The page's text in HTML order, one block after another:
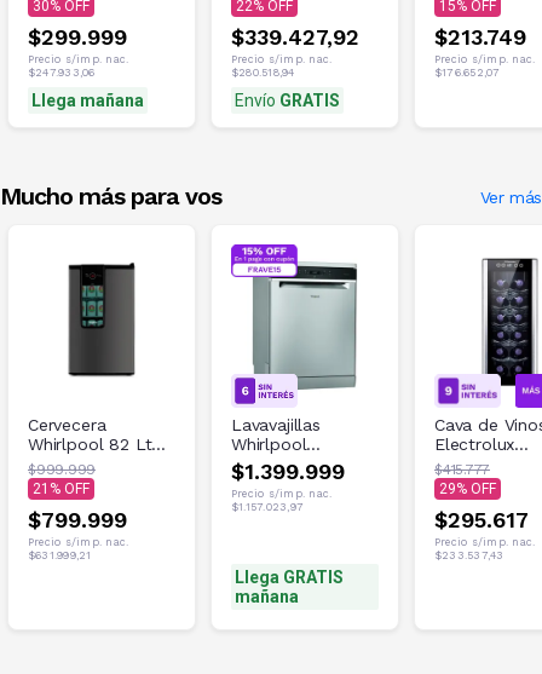
30
$299.999
Precio s/imp. nac.
$247.933,06
Llega mañana
22
$339.427,92
Precio s/imp. nac.
$280.518,94
Envío GRATIS
15
$213.749
Precio s/imp. nac.
$176.652,07
Mucho más para vos Ver más
Cervecera
Whirlpool 82 Lt
Gris WBC82TY
$999.999
21
$799.999
Precio s/imp. nac.
$631.999,21
Lavavajillas
Whirlpool
WLV14SY 14C
$1.399.999
Precio s/imp. nac.
$1.157.023,97
Llega GRATIS
mañana
Cava de
Electrolux
ERW125XAMB
para 12
$415.777
29
$295.617
Precio s/imp. nac.
$233.537,43